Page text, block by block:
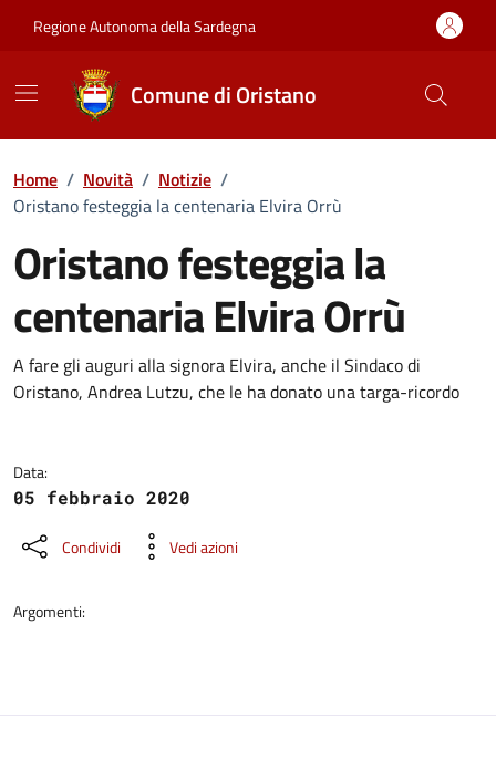
Regione Autonoma della Sardegna
Comune di Oristano
Home / Novità / Notizie /
Oristano festeggia la centenaria Elvira Orrù
Oristano festeggia la
centenaria Elvira Orrù
Dettagli della notizia
A fare gli auguri alla signora Elvira, anche il Sindaco di
Oristano, Andrea Lutzu, che le ha donato una targa-ricordo
Data:
05 febbraio 2020
Condividi Vedi azioni
Argomenti: